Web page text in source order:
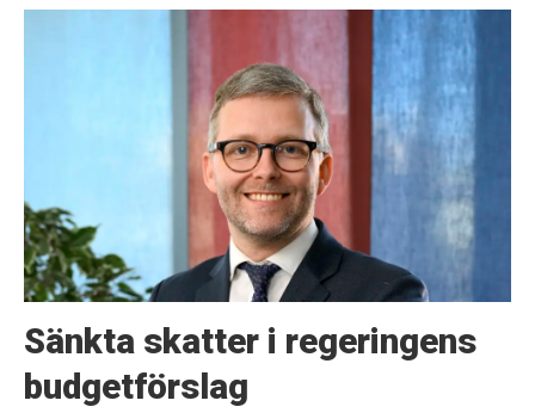
Sänkta skatter i regeringens
budgetförslag